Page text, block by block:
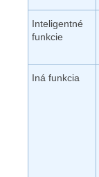
Inteligentné
funkcie
Iná funkcia